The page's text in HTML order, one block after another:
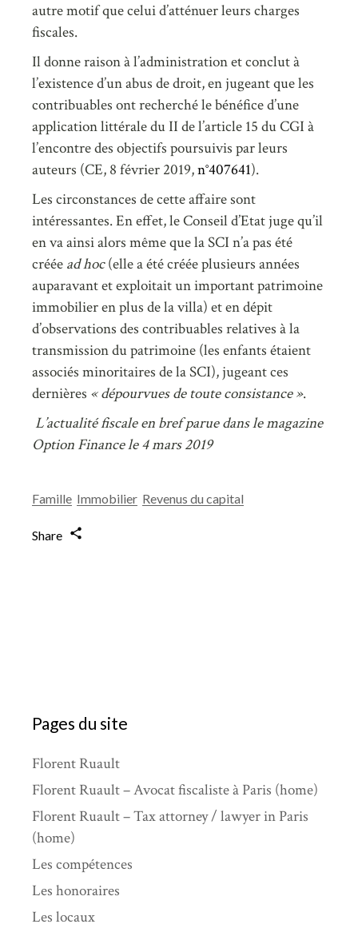
autre motif que celui d’atténuer leurs charges
fiscales.
Il donne raison à l’administration et conclut à
l’existence d’un abus de droit, en jugeant que les
contribuables ont recherché le bénéfice d’une
application littérale du II de l’article 15 du CGI à
l’encontre des objectifs poursuivis par leurs
auteurs (CE, 8 février 2019,n°407641).
Les circonstances de cette affaire sont
intéressantes. En effet, le Conseil d’Etat juge qu’il
en va ainsi alors même que la SCI n’a pas été
créée ad hoc(elle a été créée plusieurs années
auparavant et exploitait un important patrimoine
immobilier en plus de la villa) et en dépit
d’observations des contribuables relatives à la
transmission du patrimoine (les enfants étaient
associés minoritaires de la SCI), jugeant ces
dernières « dépourvues de toute consistance ».
L’actualité fiscale en bref parue dans le magazine
Option Finance le 4 mars 2019
Famille Immobilier Revenus du capital
Share
Pages du site
Florent Ruault
Florent Ruault – Avocat fiscaliste à Paris (home)
Florent Ruault – Tax attorney / lawyer in Paris
(home)
Les compétences
Les honoraires
Les locaux